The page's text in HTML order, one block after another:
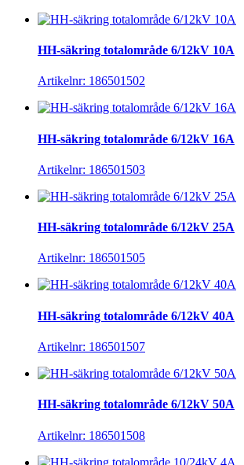
HH-säkring totalområde 6/12kV 10A
Artikelnr: 186501502
HH-säkring totalområde 6/12kV 16A
Artikelnr: 186501503
HH-säkring totalområde 6/12kV 25A
Artikelnr: 186501505
HH-säkring totalområde 6/12kV 40A
Artikelnr: 186501507
HH-säkring totalområde 6/12kV 50A
Artikelnr: 186501508